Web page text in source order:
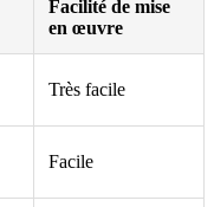
Facilité de mise
en œuvre
Très facile
Facile